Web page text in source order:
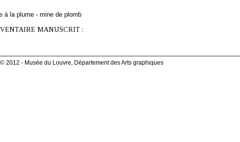
à la plume - mine de plomb
MANUSCRIT :
© 2012 - Musée du Louvre, Département des Arts graphiques